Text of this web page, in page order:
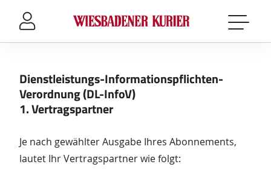
Navigation
Header
Dienstleistungs-Informationspflichten-
Verordnung (DL-InfoV)
1. Vertragspartner
Je nach gewählter Ausgabe Ihres Abonnements,
lautet Ihr Vertragspartner wie folgt: